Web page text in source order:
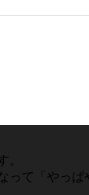
。
て「やっ